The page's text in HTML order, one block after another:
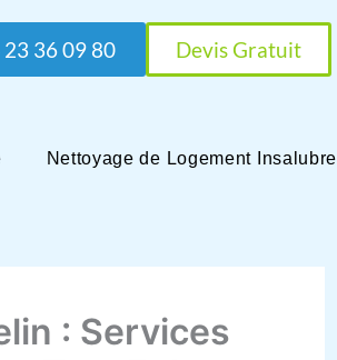
23 36 09 80 Devis Gratuit
Nettoyage de Logement Insalubre
: Services